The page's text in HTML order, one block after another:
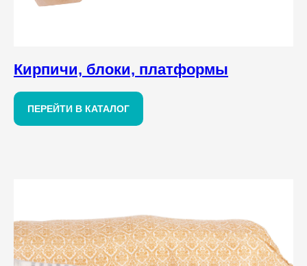
Кирпичи, блоки, платформы
ПЕРЕЙТИ В КАТАЛОГ